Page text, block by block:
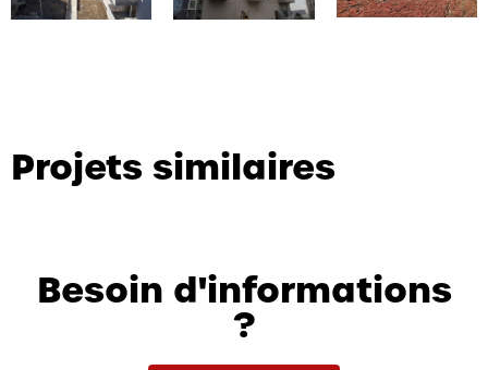
Projets similaires
Besoin d'informations
?